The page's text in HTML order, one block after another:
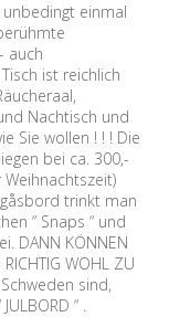
einmal
auch
ist reichlich
Nachtisch und
Sie wollen ! ! ! Die
bei ca. 300,-
trinkt man
“ Snaps “ und
DANN KÖNNEN
RICHTIG WOHL ZU
sind,
“ .